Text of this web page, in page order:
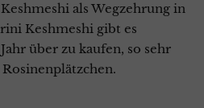
als Wegzehrung in
Keshmeshi gibt es
über zu kaufen, so sehr